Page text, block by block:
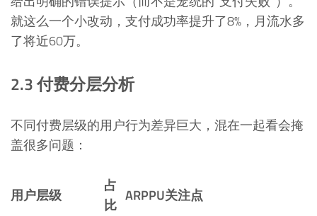
就这么一个小改动，支付成功率提升了8%，月流水多
了将近60万。
2.3 付费分层分析
不同付费层级的用户行为差异巨大，混在一起看会掩
盖很多问题：
用户层级
占
比
ARPPU关注点